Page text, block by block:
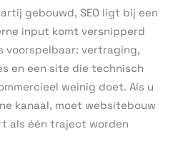
gebouwd, SEO ligt bij een
input komt versnipperd
voorspelbaar: vertraging,
en een site die technisch
weinig doet. Als u
kanaal, moet websitebouw
als één traject worden